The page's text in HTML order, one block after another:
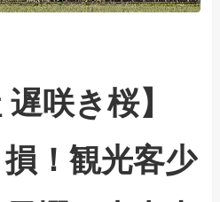
遅咲き桜】
！観光客少